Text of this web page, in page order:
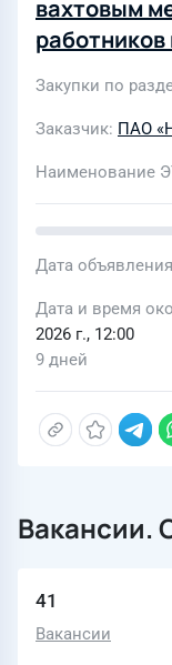
вахтовым
Закупки по
Заказчик ПАО
Наименование
Дата объявления
Дата и время
2026 г., 12:00
9 дней
Вакансии.
41
Вакансии